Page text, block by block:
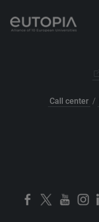
Call center /